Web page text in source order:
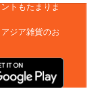
トもたまりま
ジア雑貨のお